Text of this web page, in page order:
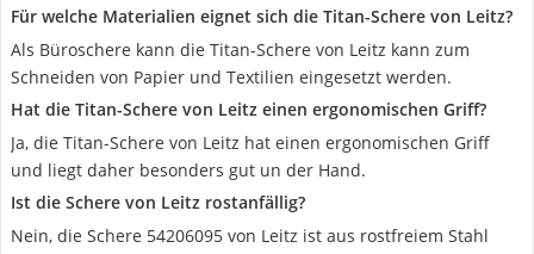
Für welche Materialien eignet sich die Titan-Schere von Leitz?
Als Büroschere kann die Titan-Schere von Leitz kann zum
Schneiden von Papier und Textilien eingesetzt werden.
Hat die Titan-Schere von Leitz einen ergonomischen Griff?
Ja, die Titan-Schere von Leitz hat einen ergonomischen Griff
und liegt daher besonders gut un der Hand.
Ist die Schere von Leitz rostanfällig?
Nein, die Schere 54206095 von Leitz ist aus rostfreiem Stahl